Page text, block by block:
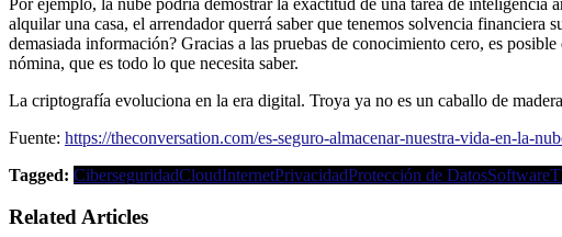
alquilar una casa, el arrendador querrá saber que tenemos solvencia
demasiada información? Gracias a las pruebas de conocimiento cero, es
nómina, que es todo lo que necesita saber.
La criptografía evoluciona en la era digital. Troya ya no es un caballo de
Fuente: https://theconversation.com/es-seguro-almacenar-nuestra-vida-en-la-
Tagged: CiberseguridadCloudInternetPrivacidadProtección de DatosSoftware
Related Articles